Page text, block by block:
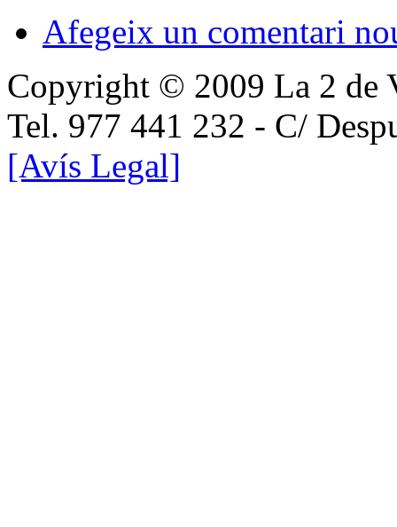
Afegeix un comentari
Copyright © 2009 La 2 de
Tel. 977 441 232 - C/
[Avís Legal]